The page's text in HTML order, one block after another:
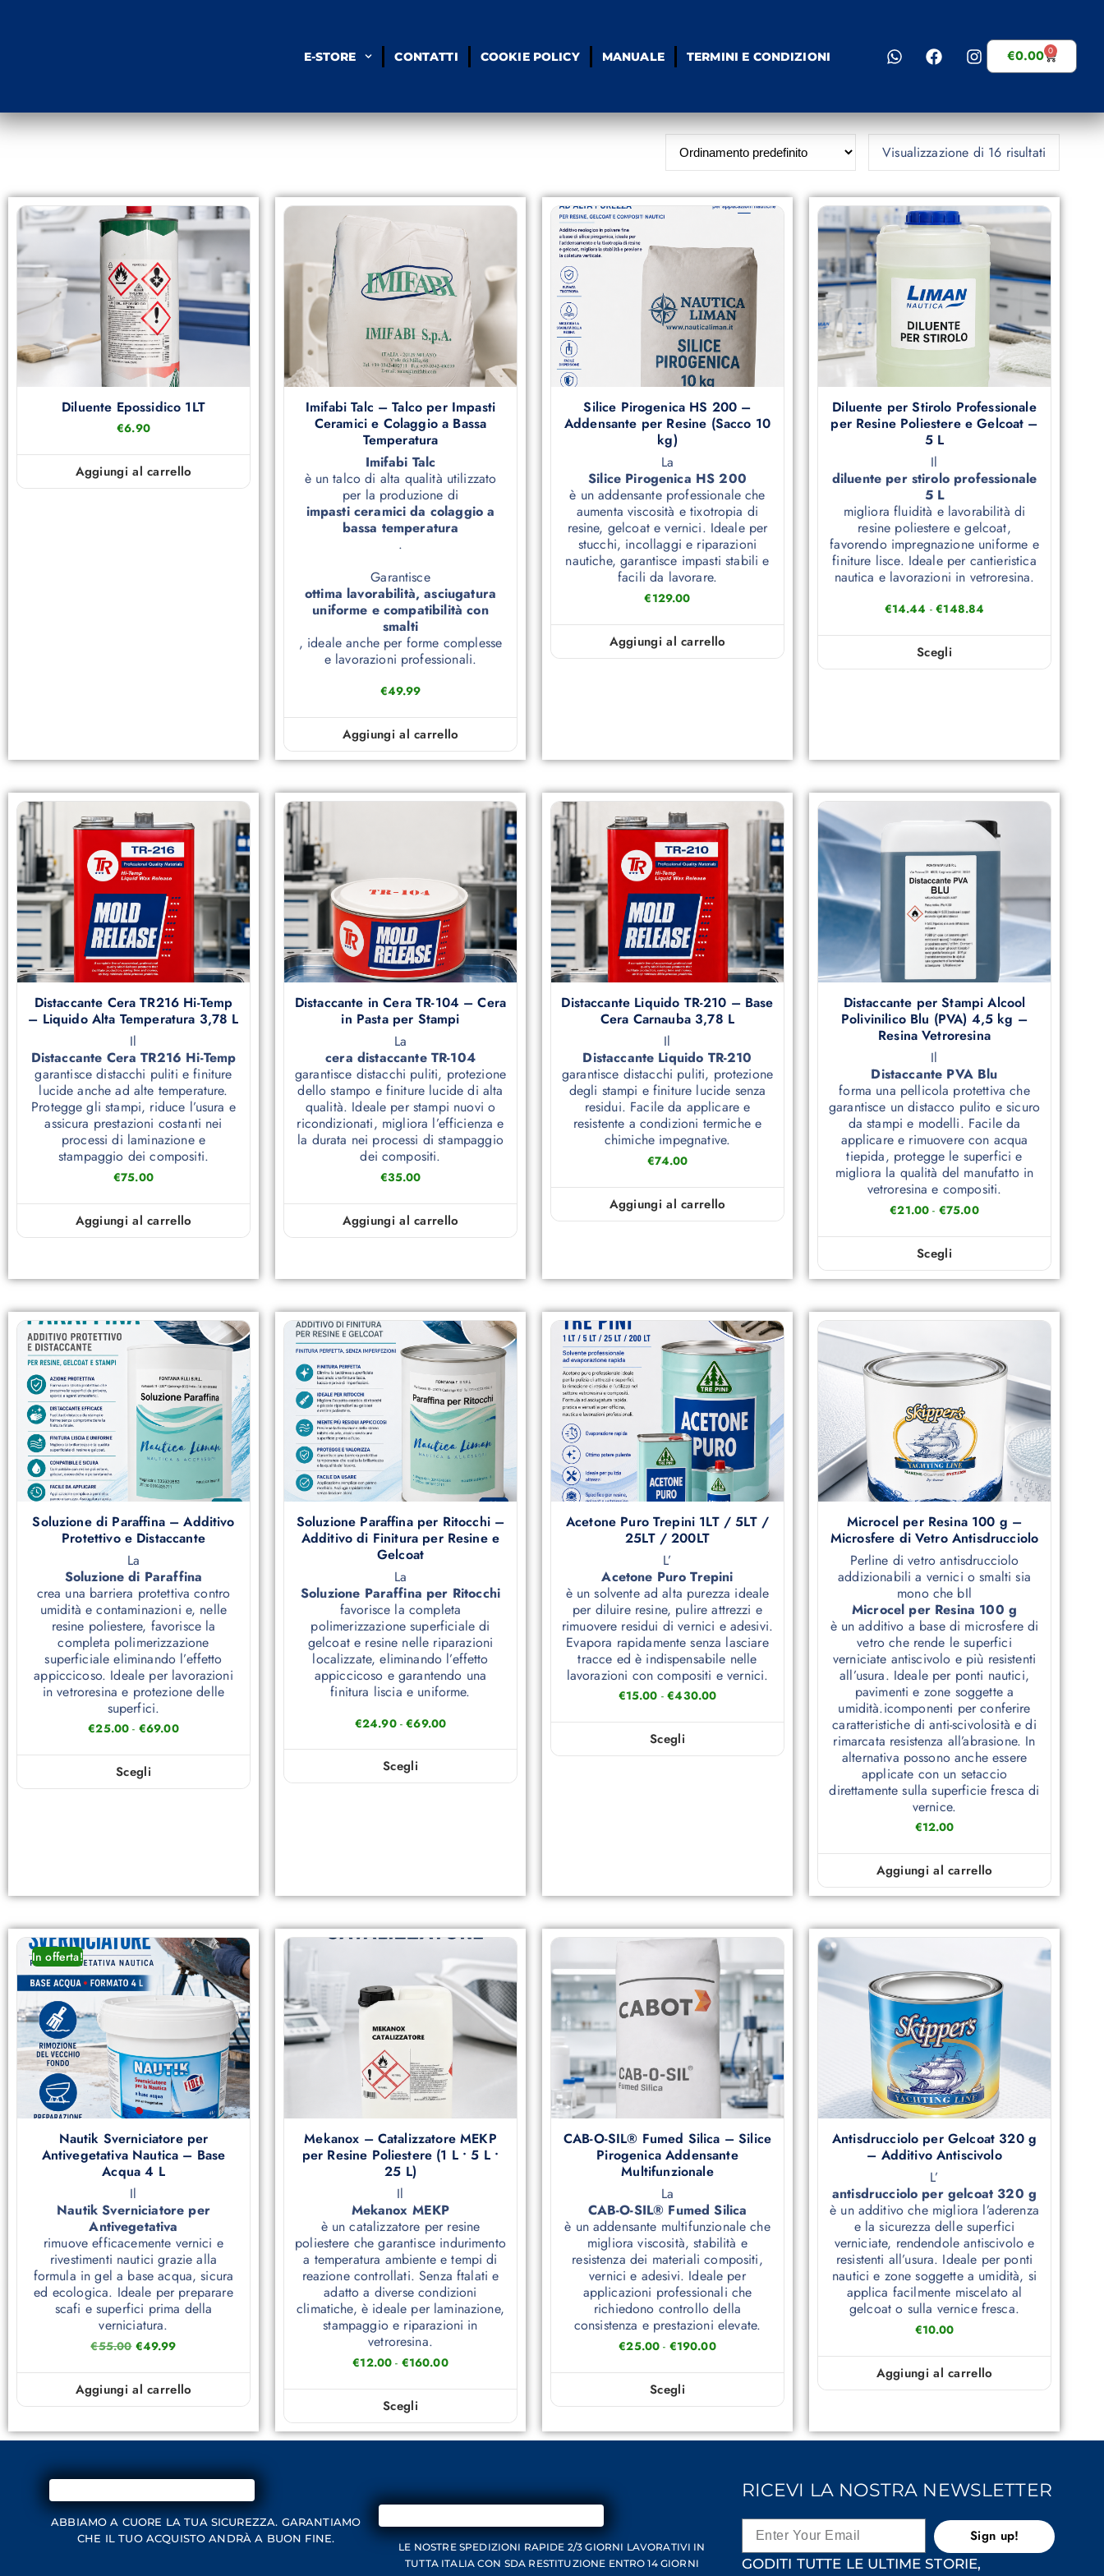
E-STORE CONTATTI COOKIE POLICY MANUALE TERMINI E CONDIZIONI €0.00 0
Visualizzazione di 16 risultati
Diluente Epossidico 1LT
€6.90
Aggiungi al carrello
Imifabi Talc – Talco per Impasti
Ceramici e Colaggio a Bassa
Temperatura
Imifabi Talc
è un talco di alta qualità utilizzato
per la produzione di
impasti ceramici da colaggio a
bassa temperatura
.
Garantisce
ottima lavorabilità, asciugatura
uniforme e compatibilità con
smalti
, ideale anche per forme complesse
e lavorazioni professionali.
€49.99
Aggiungi al carrello
Silice Pirogenica HS 200 –
Addensante per Resine (Sacco 10
kg)
La
Silice Pirogenica HS 200
è un addensante professionale che
aumenta viscosità e tixotropia di
resine, gelcoat e vernici. Ideale per
stucchi, incollaggi e riparazioni
nautiche, garantisce impasti stabili e
facili da lavorare.
€129.00
Aggiungi al carrello
Diluente per Stirolo Professionale
per Resine Poliestere e Gelcoat –
5 L
Il
diluente per stirolo professionale
5 L
migliora fluidità e lavorabilità di
resine poliestere e gelcoat,
favorendo impregnazione uniforme e
finiture lisce. Ideale per cantieristica
nautica e lavorazioni in vetroresina.
€14.44 - €148.84
Scegli
Distaccante Cera TR216 Hi-Temp
– Liquido Alta Temperatura 3,78 L
Il
Distaccante Cera TR216 Hi-Temp
garantisce distacchi puliti e finiture
lucide anche ad alte temperature.
Protegge gli stampi, riduce l’usura e
assicura prestazioni costanti nei
processi di laminazione e
stampaggio dei compositi.
€75.00
Aggiungi al carrello
Distaccante in Cera TR-104 – Cera
in Pasta per Stampi
La
cera distaccante TR-104
garantisce distacchi puliti, protezione
dello stampo e finiture lucide di alta
qualità. Ideale per stampi nuovi o
ricondizionati, migliora l’efficienza e
la durata nei processi di stampaggio
dei compositi.
€35.00
Aggiungi al carrello
Distaccante Liquido TR-210 – Base
Cera Carnauba 3,78 L
Il
Distaccante Liquido TR-210
garantisce distacchi puliti, protezione
degli stampi e finiture lucide senza
residui. Facile da applicare e
resistente a condizioni termiche e
chimiche impegnative.
€74.00
Aggiungi al carrello
Distaccante per Stampi Alcool
Polivinilico Blu (PVA) 4,5 kg –
Resina Vetroresina
Il
Distaccante PVA Blu
forma una pellicola protettiva che
garantisce un distacco pulito e sicuro
da stampi e modelli. Facile da
applicare e rimuovere con acqua
tiepida, protegge le superfici e
migliora la qualità del manufatto in
vetroresina e compositi.
€21.00 - €75.00
Scegli
Soluzione di Paraffina – Additivo
Protettivo e Distaccante
La
Soluzione di Paraffina
crea una barriera protettiva contro
umidità e contaminazioni e, nelle
resine poliestere, favorisce la
completa polimerizzazione
superficiale eliminando l’effetto
appiccicoso. Ideale per lavorazioni
in vetroresina e protezione delle
superfici.
€25.00 - €69.00
Scegli
Soluzione Paraffina per Ritocchi –
Additivo di Finitura per Resine e
Gelcoat
La
Soluzione Paraffina per Ritocchi
favorisce la completa
polimerizzazione superficiale di
gelcoat e resine nelle riparazioni
localizzate, eliminando l’effetto
appiccicoso e garantendo una
finitura liscia e uniforme.
€24.90 - €69.00
Scegli
Acetone Puro Trepini 1LT / 5LT /
25LT / 200LT
L’
Acetone Puro Trepini
è un solvente ad alta purezza ideale
per diluire resine, pulire attrezzi e
rimuovere residui di vernici e adesivi.
Evapora rapidamente senza lasciare
tracce ed è indispensabile nelle
lavorazioni con compositi e vernici.
€15.00 - €430.00
Scegli
Microcel per Resina 100 g –
Microsfere di Vetro Antisdrucciolo
Perline di vetro antisdrucciolo
addizionabili a vernici o smalti sia
mono che bIl
Microcel per Resina 100 g
è un additivo a base di microsfere di
vetro che rende le superfici
verniciate antiscivolo e più resistenti
all’usura. Ideale per ponti nautici,
pavimenti e zone soggette a
umidità.icomponenti per conferire
caratteristiche di anti-scivolosità e di
rimarcata resistenza all’abrasione. In
alternativa possono anche essere
applicate con un setaccio
direttamente sulla superficie fresca di
vernice.
€12.00
Aggiungi al carrello
In offerta!
Nautik Sverniciatore per
Antivegetativa Nautica – Base
Acqua 4 L
Il
Nautik Sverniciatore per
Antivegetativa
rimuove efficacemente vernici e
rivestimenti nautici grazie alla
formula in gel a base acqua, sicura
ed ecologica. Ideale per preparare
scafi e superfici prima della
verniciatura.
€55.00 €49.99
Aggiungi al carrello
Mekanox – Catalizzatore MEKP
per Resine Poliestere (1 L • 5 L •
25 L)
Il
Mekanox MEKP
è un catalizzatore per resine
poliestere che garantisce indurimento
a temperatura ambiente e tempi di
reazione controllati. Senza ftalati e
adatto a diverse condizioni
climatiche, è ideale per laminazione,
stampaggio e riparazioni in
vetroresina.
€12.00 - €160.00
Scegli
CAB-O-SIL® Fumed Silica – Silice
Pirogenica Addensante
Multifunzionale
La
CAB-O-SIL® Fumed Silica
è un addensante multifunzionale che
migliora viscosità, stabilità e
resistenza dei materiali compositi,
vernici e adesivi. Ideale per
applicazioni professionali che
richiedono controllo della
consistenza e prestazioni elevate.
€25.00 - €190.00
Scegli
Antisdrucciolo per Gelcoat 320 g
– Additivo Antiscivolo
L’
antisdrucciolo per gelcoat 320 g
è un additivo che migliora l’aderenza
e la sicurezza delle superfici
verniciate, rendendole antiscivolo e
resistenti all’usura. Ideale per ponti
nautici e zone soggette a umidità, si
applica facilmente miscelato al
gelcoat o sulla vernice fresca.
€10.00
Aggiungi al carrello
ABBIAMO A CUORE LA TUA SICUREZZA. GARANTIAMO
CHE IL TUO ACQUISTO ANDRÀ A BUON FINE.
LE NOSTRE SPEDIZIONI RAPIDE 2/3 GIORNI LAVORATIVI IN
TUTTA ITALIA CON SDA RESTITUZIONE ENTRO 14 GIORNI
RICEVI LA NOSTRA NEWSLETTER
Sign up!
GODITI TUTTE LE ULTIME STORIE,